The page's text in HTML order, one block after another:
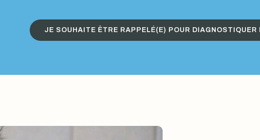
JE SOUHAITE ÊTRE RAPPELÉ(E) POUR DIAGNOSTIQUER